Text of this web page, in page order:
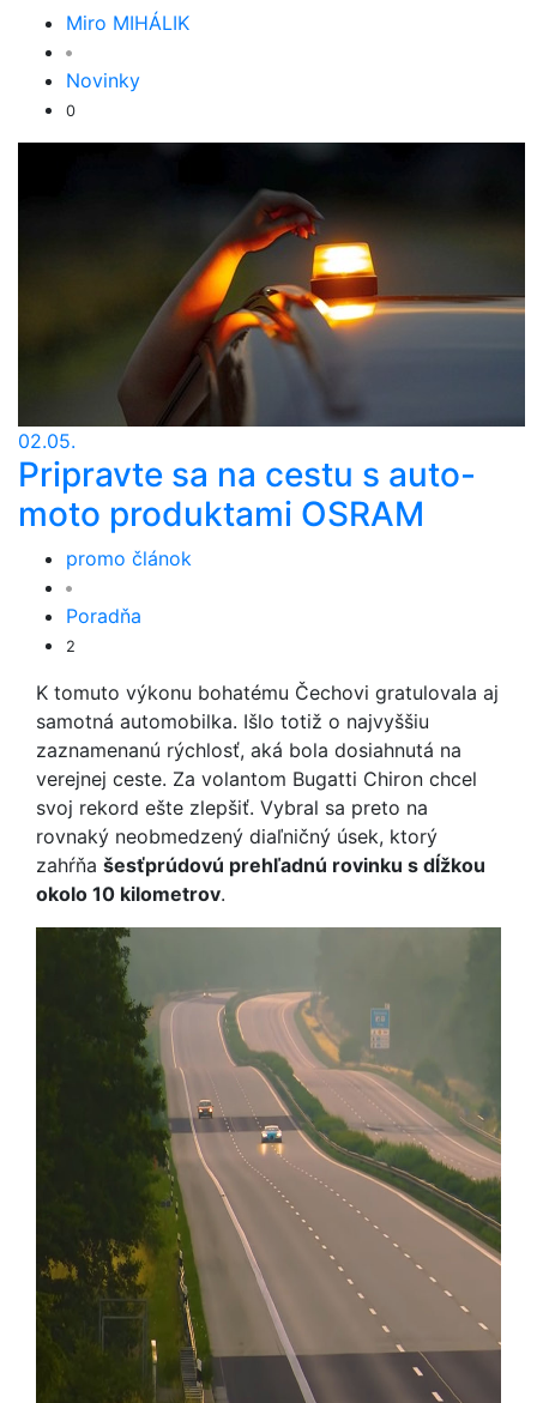
Miro MIHÁLIK
Novinky
0
02.05.
Pripravte sa na cestu s auto-
moto produktami OSRAM
promo článok
Poradňa
2
K tomuto výkonu bohatému Čechovi gratulovala aj
samotná automobilka. Išlo totiž o najvyššiu
zaznamenanú rýchlosť, aká bola dosiahnutá na
verejnej ceste. Za volantom Bugatti Chiron chcel
svoj rekord ešte zlepšiť. Vybral sa preto na
rovnaký neobmedzený diaľničný úsek, ktorý
zahŕňa šesťprúdovú prehľadnú rovinku s dĺžkou
okolo 10 kilometrov.